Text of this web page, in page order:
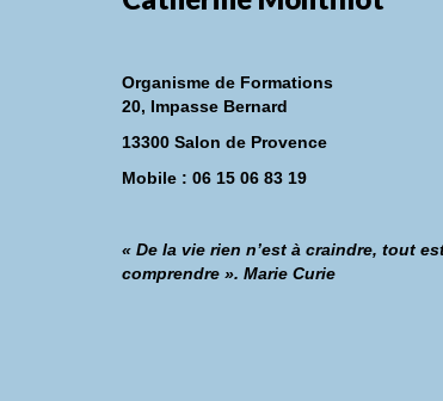
Organisme de Formations
20, Impasse Bernard
13300 Salon de Provence
Mobile : 06 15 06 83 19
« De la vie rien n’est à craindre, tout
comprendre ». Marie Curie